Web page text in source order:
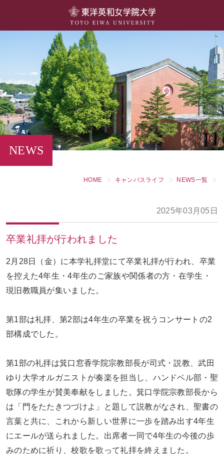
学部・学科
キャンパスライフ
留学・国際交流
キャリア・就職
NEWS
HOME キャンパスライフ NEWS一覧
2025年03月05日
卒業礼拝が行われました
2月28日（金）に本学礼拝堂にて卒業礼拝が行われ、卒業
を控えた4年生・4年生のご家族や関係者の方・在学生・
現旧教職員が集いました。
第1部は礼拝、第2部は4年生の卒業を祝うコンサートの2
部構成でした。
第1部の礼拝は箕口窓香学院宗教部長が司式・説教、武田
ゆり大学オルガニストが奏楽を担当し、ハンドベル部・聖
歌隊の学生が賛美奉献をしました。箕口学院宗教部長から
は「門をたたきつづけよ」と題して説教がなされ、聖書の
言葉と共に、これから新しい世界に一歩を踏み出す4年生
にエールが送られました。出席者一同で4年生の今後の歩
みのために祈り、校歌を歌って礼拝を終えました。